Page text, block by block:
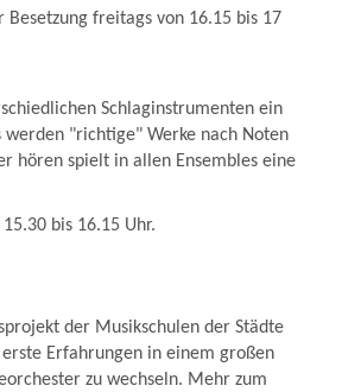
freitags von 16.15 bis 17
Schlaginstrumenten ein
werden "richtige" Werke nach Noten
hören spielt in allen Ensembles eine
bis 16.15 Uhr.
der Musikschulen der Städte
erste Erfahrungen in einem großen
zu wechseln. Mehr zum